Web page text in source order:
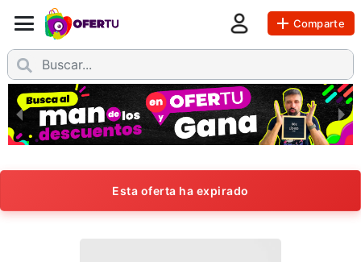
Comparte
Esta oferta ha expirado